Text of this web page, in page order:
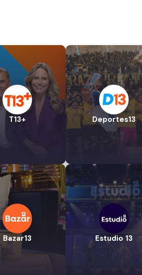
T13+ Deportes13
Bazar13 Estudio 13